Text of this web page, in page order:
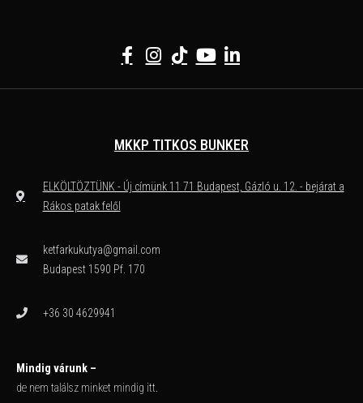
MKKP TITKOS BUNKER
ELKÖLTÖZTÜNK - Új címünk 11 71 Budapest, Gázló u. 12. - bejárat a
Rákos patak felől
ketfarkukutya@gmail.com
Budapest 1590 Pf. 170
+36 30 4629941
Mindig várunk –
de nem találsz minket mindig itt.